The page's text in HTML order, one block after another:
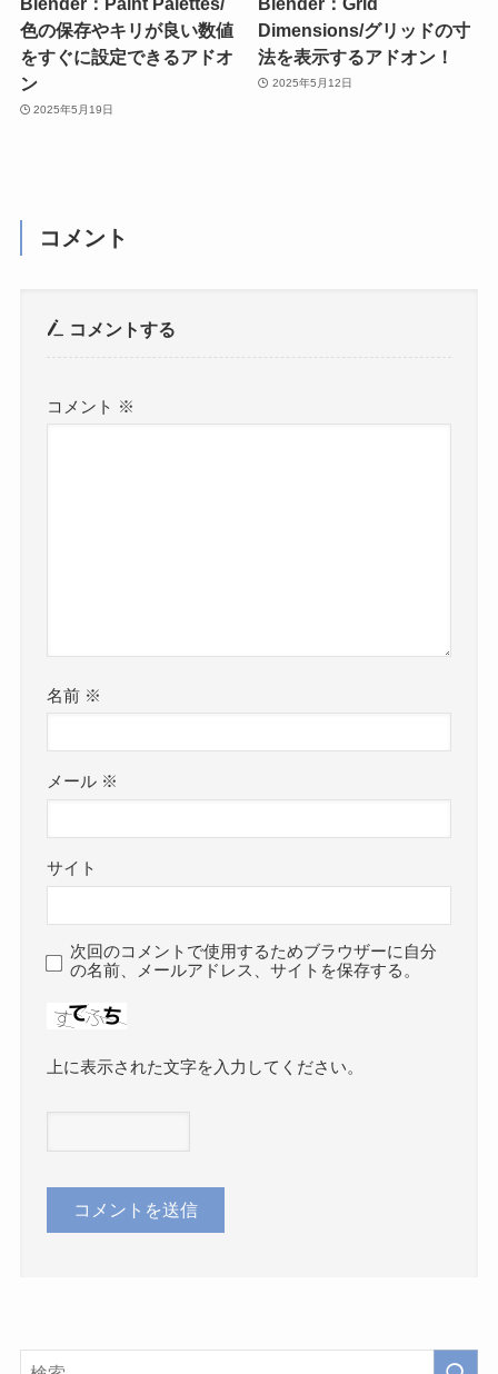
色の保存やキリが良い数値
をすぐに設定できるアドオ
ン
2025年5月19日
Dimensions/グリッドの寸
法を表示するアドオン！
2025年5月12日
コメント
コメントする
コメント ※
名前 ※
メール ※
サイト
次回のコメントで使用するためブラウザーに自分
の名前、メールアドレス、サイトを保存する。
上に表示された文字を入力してください。